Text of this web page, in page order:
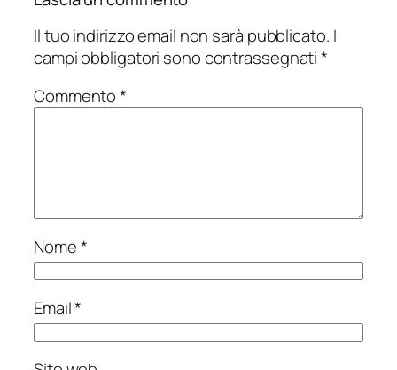
Il tuo indirizzo email non sarà pubblicato. I
campi obbligatori sono contrassegnati*
Commento*
Nome*
Email*